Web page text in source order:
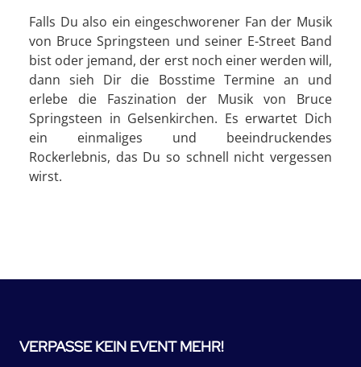
Falls Du also ein eingeschworener Fan der Musik
von Bruce Springsteen und seiner E-Street Band
bist oder jemand, der erst noch einer werden will,
dann sieh Dir die Bosstime Termine an und
erlebe die Faszination der Musik von Bruce
Springsteen in Gelsenkirchen. Es erwartet Dich
ein einmaliges und beeindruckendes
Rockerlebnis, das Du so schnell nicht vergessen
wirst.
VERPASSE KEIN EVENT MEHR!